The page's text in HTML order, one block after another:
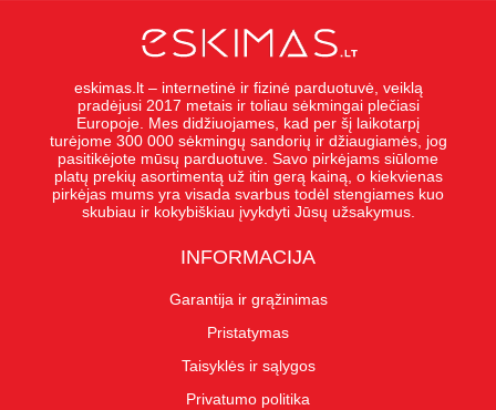
eskimas.lt – internetinė ir fizinė parduotuvė, veiklą
pradėjusi 2017 metais ir toliau sėkmingai plečiasi
Europoje. Mes didžiuojames, kad per šį laikotarpį
turėjome 300 000 sėkmingų sandorių ir džiaugiamės, jog
pasitikėjote mūsų parduotuve. Savo pirkėjams siūlome
platų prekių asortimentą už itin gerą kainą, o kiekvienas
pirkėjas mums yra visada svarbus todėl stengiames kuo
skubiau ir kokybiškiau įvykdyti Jūsų užsakymus.
INFORMACIJA
Garantija ir grąžinimas
Pristatymas
Taisyklės ir sąlygos
Privatumo politika